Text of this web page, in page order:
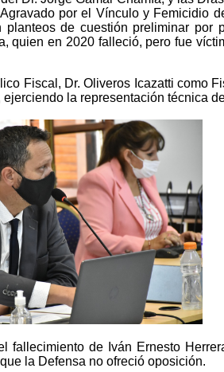
por el Vínculo y Femicidio
planteos de cuestión preliminar
en 2020 falleció, pero fue
Fiscal, Dr. Oliveros Icazatti como
la representación técnica
de Iván Ernesto
la Defensa no ofreció oposición.